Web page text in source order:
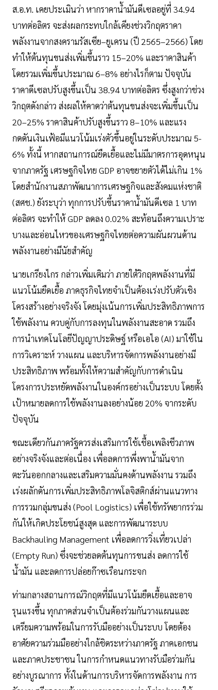
ส.อ.ท. เคยประเมินว่า หากราคาน้ำมันดีเซลอยู่ที่ 34.94
บาทต่อลิตร จะส่งผลกระทบใกล้เคียงช่วงวิกฤตราคา
พลังงานจากสงครามรัสเซีย–ยูเครน (ปี 2565–2566) โดย
ทำให้ต้นทุนขนส่งเพิ่มขึ้นราว 15–20% และราคาสินค้า
โดยรวมเพิ่มขึ้นประมาณ 6–8% อย่างไรก็ตาม ปัจจุบัน
ราคาดีเซลปรับสูงขึ้นเป็น 38.94 บาทต่อลิตร ซึ่งสูงกว่าช่วง
วิกฤตดังกล่าว ส่งผลให้คาดว่าต้นทุนขนส่งจะเพิ่มขึ้นเป็น
20–25% ราคาสินค้าปรับสูงขึ้นราว 8–10% และแรง
กดดันเงินเฟ้อมีแนวโน้มเร่งตัวขึ้นอยู่ในระดับประมาณ 5-
6% ทั้งนี้ หากสถานการณ์ยืดเยื้อและไม่มีมาตรการอุดหนุน
จากภาครัฐ เศรษฐกิจไทย GDP อาจขยายตัวได้ไม่เกิน 1%
โดยสำนักงานสภาพัฒนาการเศรษฐกิจและสังคมแห่งชาติ
(สศช.) ยังระบุว่า ทุกการปรับขึ้นราคาน้ำมันดีเซล 1 บาท
ต่อลิตร จะทำให้ GDP ลดลง 0.02% สะท้อนถึงความเปราะ
บางและอ่อนไหวของเศรษฐกิจไทยต่อความผันผวนด้าน
พลังงานอย่างมีนัยสำคัญ
นายเกรียงไกร กล่าวเพิ่มเติมว่า ภายใต้วิกฤตพลังงานที่มี
แนวโน้มยืดเยื้อ ภาคธุรกิจไทยจำเป็นต้องเร่งปรับตัวเชิง
โครงสร้างอย่างจริงจัง โดยมุ่งเน้นการเพิ่มประสิทธิภาพการ
ใช้พลังงาน ควบคู่กับการลงทุนในพลังงานสะอาด รวมถึง
การนำเทคโนโลยีปัญญาประดิษฐ์ หรือเอไอ (AI) มาใช้ใน
การวิเคราะห์ วางแผน และบริหารจัดการพลังงานอย่างมี
ประสิทธิภาพ พร้อมทั้งให้ความสำคัญกับการดำเนิน
โครงการประหยัดพลังงานในองค์กรอย่างเป็นระบบ โดยตั้ง
เป้าหมายลดการใช้พลังงานลงอย่างน้อย 20% จากระดับ
ปัจจุบัน
ขณะเดียวกันภาครัฐควรส่งเสริมการใช้เชื้อเพลิงชีวภาพ
อย่างจริงจังและต่อเนื่อง เพื่อลดการพึ่งพาน้ำมันจาก
ตะวันออกกลางและเสริมความมั่นคงด้านพลังงาน รวมถึง
เร่งผลักดันการเพิ่มประสิทธิภาพโลจิสติกส์ผ่านแนวทาง
การรวมกลุ่มขนส่ง (Pool Logistics) เพื่อใช้ทรัพยากรร่วม
กันให้เกิดประโยชน์สูงสุด และการพัฒนาระบบ
Backhauling Management เพื่อลดการวิ่งเที่ยวเปล่า
(Empty Run) ซึ่งจะช่วยลดต้นทุนการขนส่ง ลดการใช้
น้ำมัน และลดการปล่อยก๊าซเรือนกระจก
ท่ามกลางสถานการณ์วิกฤตที่มีแนวโน้มยืดเยื้อและอาจ
รุนแรงขึ้น ทุกภาคส่วนจำเป็นต้องร่วมกันวางแผนและ
เตรียมความพร้อมในการรับมืออย่างเป็นระบบ โดยต้อง
อาศัยความร่วมมืออย่างใกล้ชิดระหว่างภาครัฐ ภาคเอกชน
และภาคประชาชน ในการกำหนดแนวทางรับมือร่วมกัน
อย่างบูรณาการ ทั้งในด้านการบริหารจัดการพลังงาน การ